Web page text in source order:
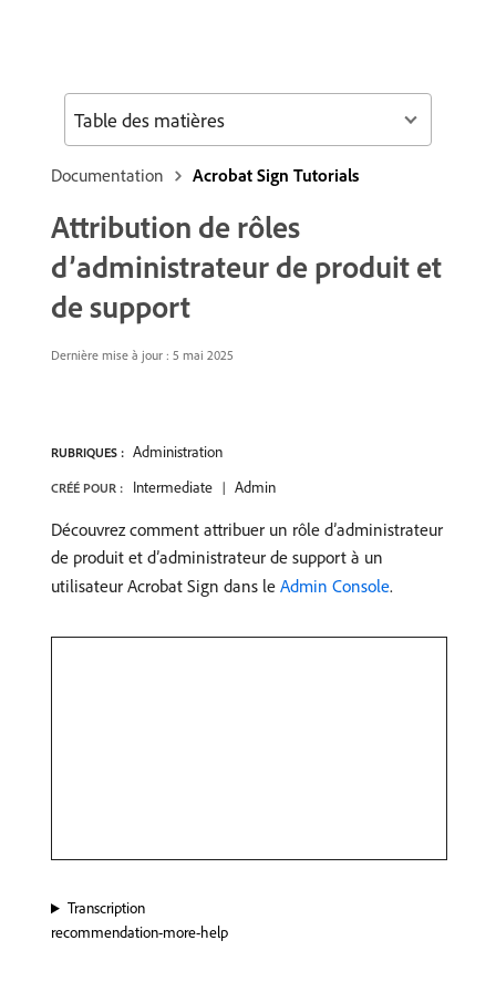
Documentation Acrobat Sign Tutorials
Attribution de rôles
d’administrateur de produit et
de support
Dernière mise à jour : 5 mai 2025
RUBRIQUES : Administration
CRÉÉ POUR : Intermediate Admin
Découvrez comment attribuer un rôle d’administrateur
de produit et d’administrateur de support à un
utilisateur Acrobat Sign dans le Admin Console.
Transcription
recommendation-more-help
Table des matières